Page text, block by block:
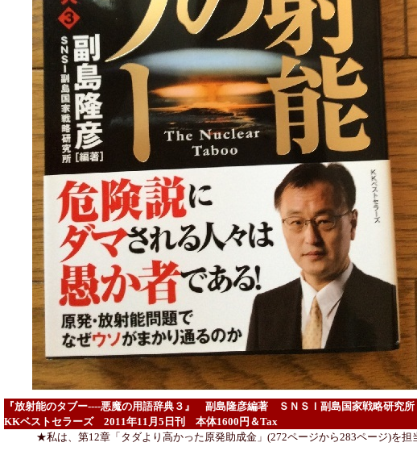
『放射能のタブー----悪魔の用語辞典３』 副島隆彦編著 ＳＮＳＩ副島国家戦略研
KKベストセラーズ 2011年11月5日刊 本体1600円＆Tax
★私は、第12章「タダより高かった原発助成金」(272ページから283ページ)を担